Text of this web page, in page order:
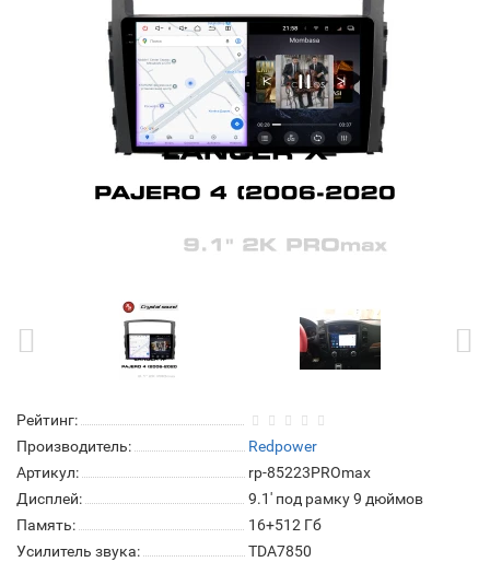
Рейтинг:
Производитель:
Redpower
Артикул:
rp-85223PROmax
Дисплей:
9.1' под рамку 9 дюймов
Память:
16+512 Гб
Усилитель звука:
TDA7850